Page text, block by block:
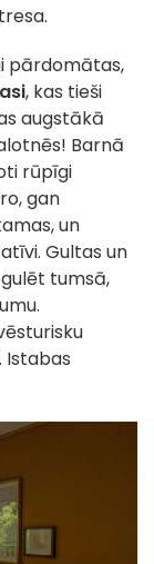
pārdomātas,
, kas tieši
augstākā
Barnā
rūpīgi
gan
un
Gultas un
tumsā,
Istabas